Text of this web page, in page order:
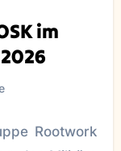
im
Rootwork